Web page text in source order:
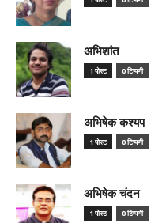
अभिशांत
1 पोस्ट 0 टिप्पणी
अभिषेक कश्यप
1 पोस्ट 0 टिप्पणी
अभिषेक चंदन
1 पोस्ट 0 टिप्पणी